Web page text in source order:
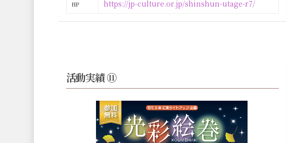
HP https://jp-culture.or.jp/shinshun-utage-r7/
活動実績 ⑪